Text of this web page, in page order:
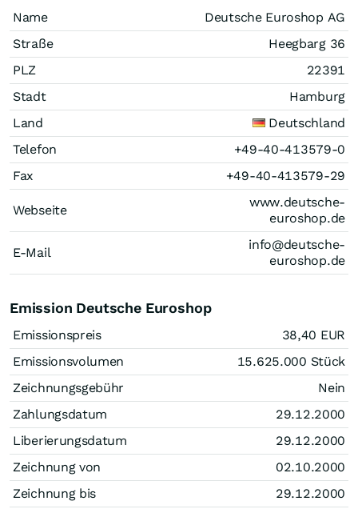
Name
Deutsche Euroshop AG
Straße
Heegbarg 36
PLZ
22391
Stadt
Hamburg
Land
Deutschland
Telefon
+49-40-413579-0
Fax
+49-40-413579-29
Webseite
www.deutsche-
euroshop.de
E-Mail
info@deutsche-
euroshop.de
Emission Deutsche Euroshop
Emissionspreis 38,40 EUR
Emissionsvolumen
15.625.000 Stück
Zeichnungsgebühr
Nein
Zahlungsdatum
29.12.2000
Liberierungsdatum
29.12.2000
Zeichnung von
02.10.2000
Zeichnung bis
29.12.2000